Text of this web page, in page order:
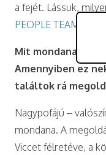
a fejét. Lássuk,
PEOPLE TEAM-hez
Mit mondana rólad
Amennyiben ez
találtok rá
Nagypofájú –
mondana. A
Viccet félretéve, a